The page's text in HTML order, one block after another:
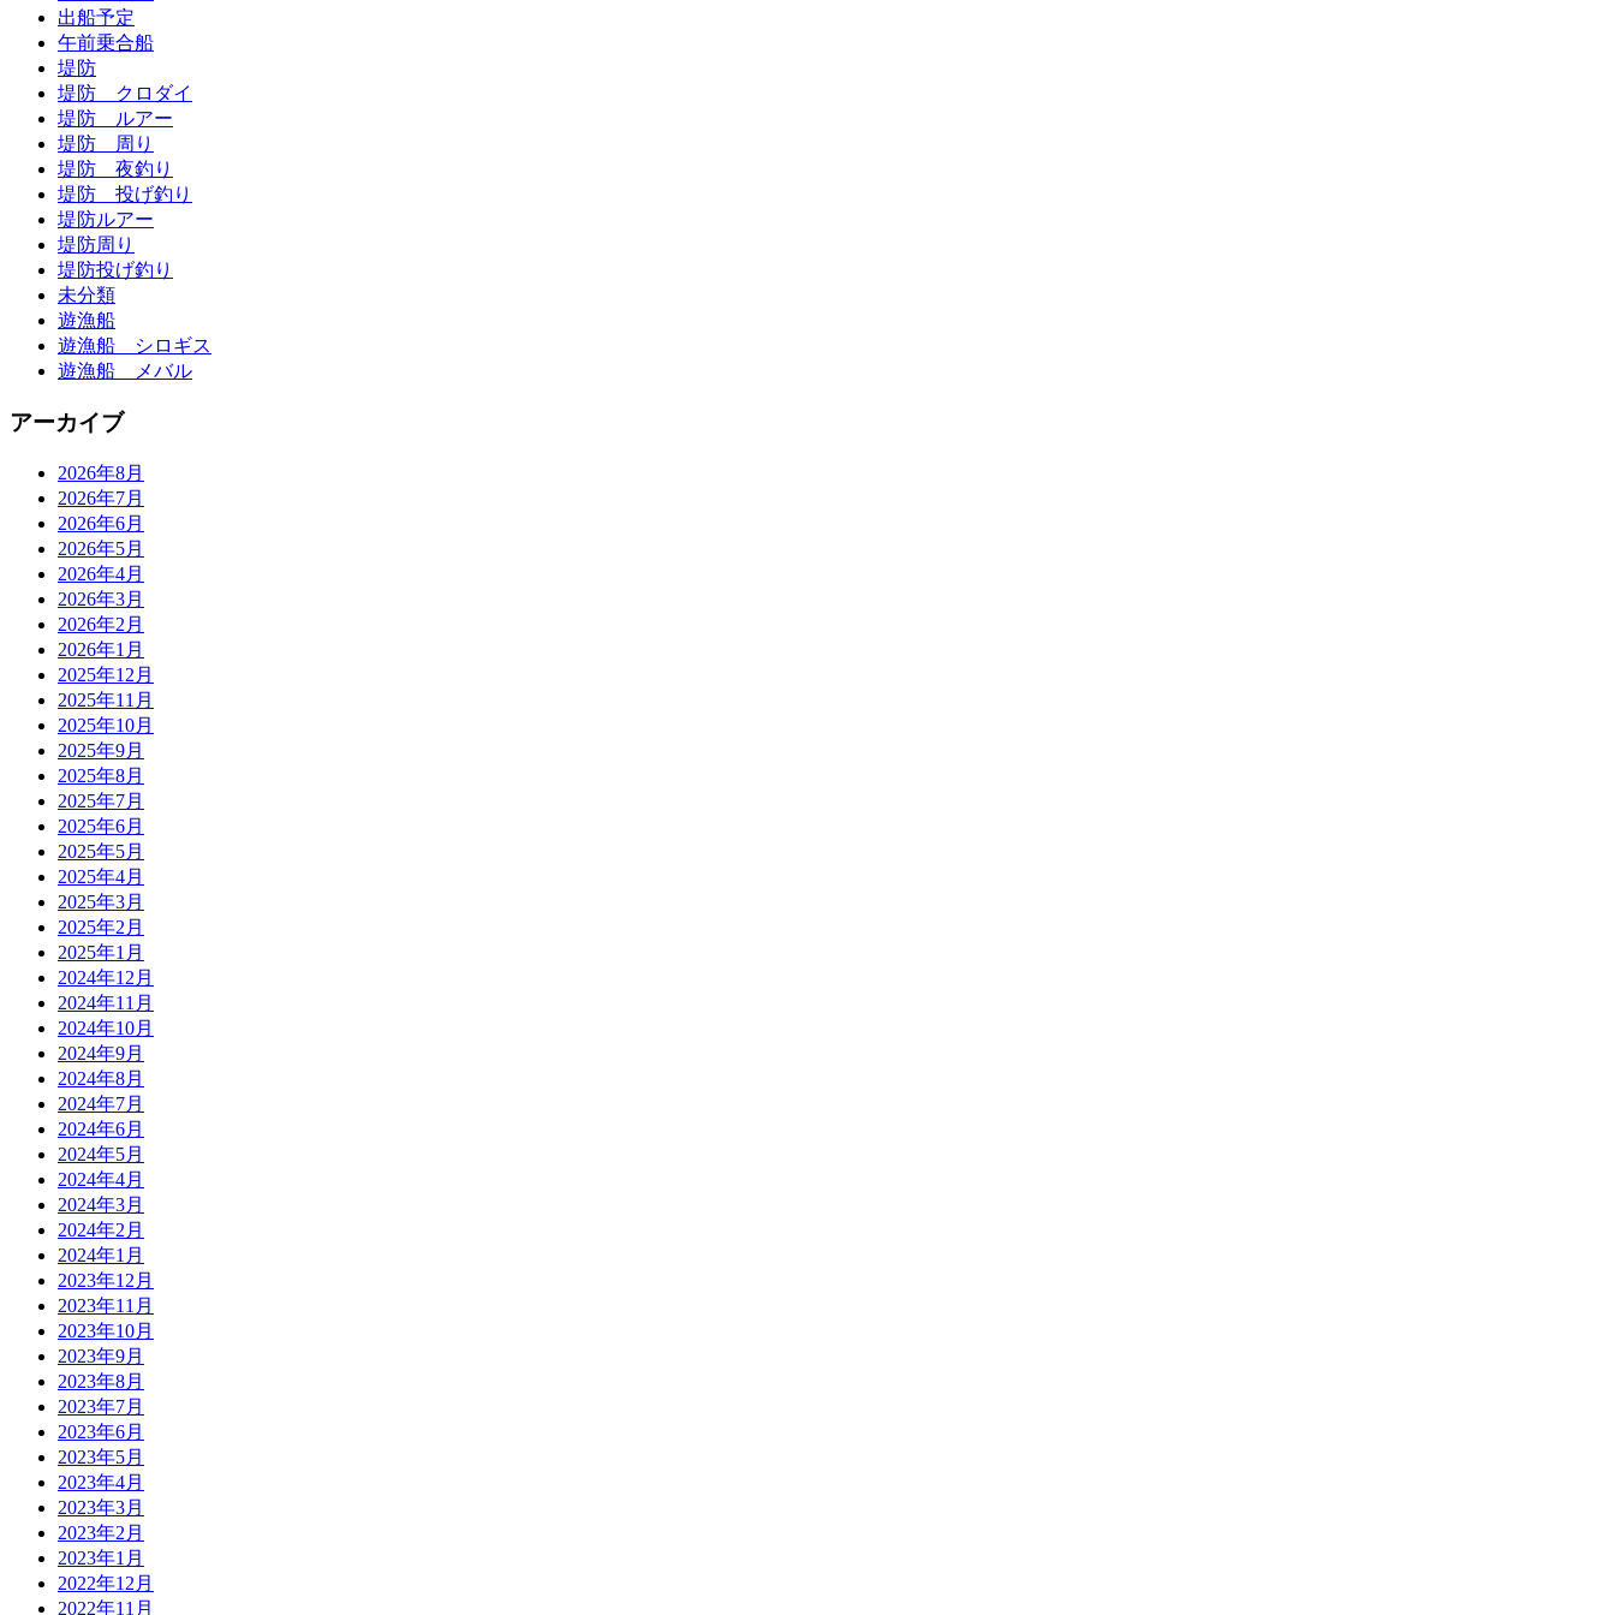
出船予定
午前乗合船
堤防
堤防 クロダイ
堤防 ルアー
堤防 周り
堤防 夜釣り
堤防 投げ釣り
堤防ルアー
堤防周り
堤防投げ釣り
未分類
遊漁船
遊漁船 シロギス
遊漁船 メバル
アーカイブ
2026年8月
2026年7月
2026年6月
2026年5月
2026年4月
2026年3月
2026年2月
2026年1月
2025年12月
2025年11月
2025年10月
2025年9月
2025年8月
2025年7月
2025年6月
2025年5月
2025年4月
2025年3月
2025年2月
2025年1月
2024年12月
2024年11月
2024年10月
2024年9月
2024年8月
2024年7月
2024年6月
2024年5月
2024年4月
2024年3月
2024年2月
2024年1月
2023年12月
2023年11月
2023年10月
2023年9月
2023年8月
2023年7月
2023年6月
2023年5月
2023年4月
2023年3月
2023年2月
2023年1月
2022年12月
2022年11月